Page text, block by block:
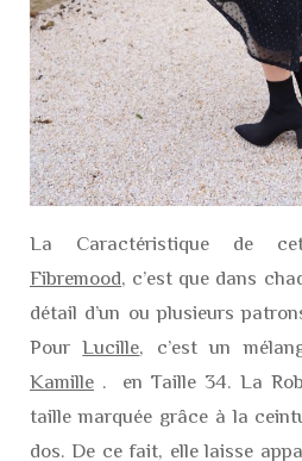
La Caractéristique de
Fibremood, c’est que dans
détail d’un ou plusieurs
PourLucille, c’est un
Kamille . en Taille 34. La
taille marquée grâce à la
dos. De ce fait, elle laisse